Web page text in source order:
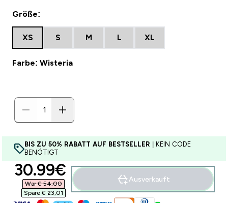
Größe:
XS S M L XL
Farbe: Wisteria
BIS ZU 50% RABATT AUF BESTSELLER | KEIN CODE
BENÖTIGT
discounted price
30.99€‎
War € 54,00‎
Spare € 23,01‎
Ausverkauft